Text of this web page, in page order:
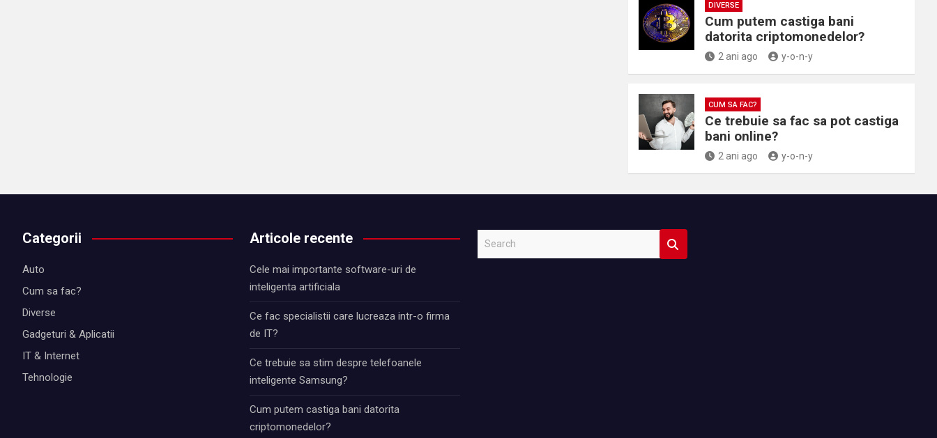
DIVERSE
Cum putem castiga bani
datorita criptomonedelor?
2 ani ago y-o-n-y
CUM SA FAC?
Ce trebuie sa fac sa pot castiga
bani online?
2 ani ago y-o-n-y
Categorii
Auto
Cum sa fac?
Diverse
Gadgeturi & Aplicatii
IT & Internet
Tehnologie
Articole recente
Cele mai importante software-uri de
inteligenta artificiala
Ce fac specialistii care lucreaza intr-o firma
de IT?
Ce trebuie sa stim despre telefoanele
inteligente Samsung?
Cum putem castiga bani datorita
criptomonedelor?